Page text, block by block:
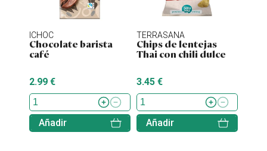
ICHOC
Chocolate barista
café
2.99 €
Añadir
TERRASANA
Chips de lentejas
Thai con chili dulce
3.45 €
Añadir